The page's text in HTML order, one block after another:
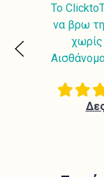
Με την
με